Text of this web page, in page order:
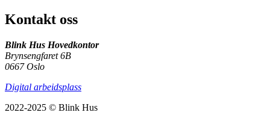
Kontakt oss
Blink Hus Hovedkontor
Brynsengfaret 6B
0667 Oslo
Digital arbeidsplass
2022-2025 © Blink Hus